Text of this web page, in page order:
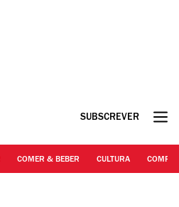
SUBSCREVER
COMER & BEBER CULTURA